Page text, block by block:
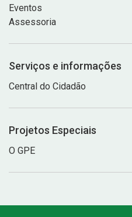
Eventos
Assessoria
Serviços e informações
Central do Cidadão
Projetos Especiais
O GPE